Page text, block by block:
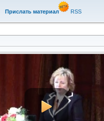
Прислать материал RSS